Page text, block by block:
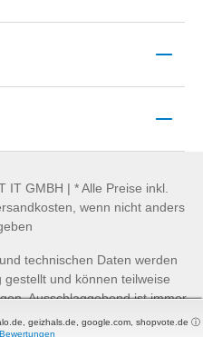
IT GMBH | * Alle Preise inkl.
wenn nicht anders
technischen Daten werden
und können teilweise
Ausschlaggebend ist immer
Eine Haftung auf
geizhals.de, google.com, shopvote.de ⓘ